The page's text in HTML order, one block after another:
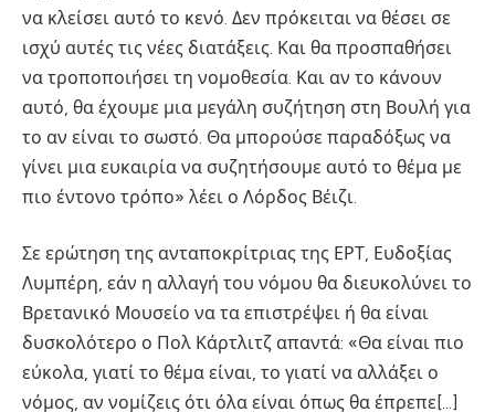
να κλείσει αυτό το κενό. Δεν πρόκειται να θέσει σε
ισχύ αυτές τις νέες διατάξεις. Και θα προσπαθήσει
να τροποποιήσει τη νομοθεσία. Και αν το κάνουν
αυτό, θα έχουμε μια μεγάλη συζήτηση στη Βουλή για
το αν είναι το σωστό. Θα μπορούσε παραδόξως να
γίνει μια ευκαιρία να συζητήσουμε αυτό το θέμα με
πιο έντονο τρόπο» λέει ο Λόρδος Βέιζι.
Σε ερώτηση της ανταποκρίτριας της ΕΡΤ, Ευδοξίας
Λυμπέρη, εάν η αλλαγή του νόμου θα διευκολύνει το
Βρετανικό Μουσείο να τα επιστρέψει ή θα είναι
δυσκολότερο ο Πολ Κάρτλιτζ απαντά: «Θα είναι πιο
εύκολα, γιατί το θέμα είναι, το γιατί να αλλάξει ο
νόμος, αν νομίζεις ότι όλα είναι όπως θα έπρεπε[…]